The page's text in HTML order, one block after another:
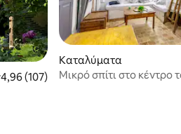
βαθμολογία: 4,96 στα 5, 107
4,96 (107)
Καταλύματα
Μικρό σπίτι στο κέντρο